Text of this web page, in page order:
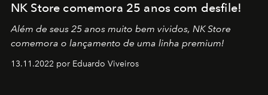
NK Store comemora 25 anos com desfile!
Além de seus 25 anos muito bem vividos, NK Store
comemora o lançamento de uma linha premium!
13.11.2022 por Eduardo Viveiros